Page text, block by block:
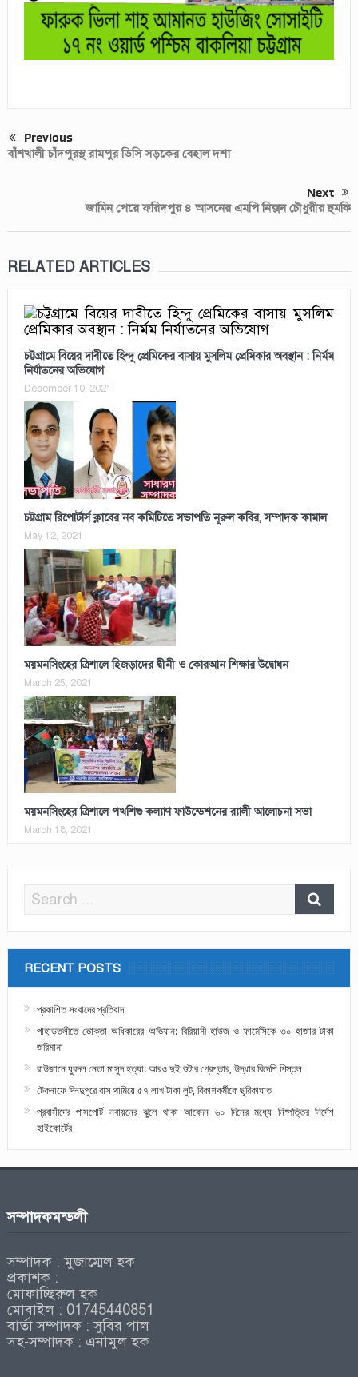
Previous
বাঁশখালী চাঁদপুরস্থ রামপুর ডিসি সড়কের বেহাল দশা
Next
জামিন পেয়ে ফরিদপুর ৪ আসনের এমপি নিক্সন চৌধুরীর হুমকি
RELATED ARTICLES
চট্টগ্রামে বিয়ের দাবীতে হিন্দু প্রেমিকের বাসায় মুসলিম প্রেমিকার অবস্থান : নির্মম
নির্যাতনের অভিযোগ
December 10, 2021
চট্টগ্রাম রিপোর্টার্স ক্লাবের নব কমিটিতে সভাপতি নূরুল কবির, সম্পাদক কামাল
May 12, 2021
ময়মনসিংহের ত্রিশালে হিজড়াদের দ্বীনী ও কোরআন শিক্ষার উদ্বোধন
March 25, 2021
ময়মনসিংহের ত্রিশালে পখশিশু কল্যাণ ফাউন্ডেশনের র‌্যালী আলোচনা সভা
March 18, 2021
RECENT POSTS
প্রকাশিত সংবাদের প্রতিবাদ
পাহাড়তলীতে ভোক্তা অধিকারের অভিযান: বিরিয়ানী হাউজ ও ফার্মেসিকে ৩০ হাজার টাকা
জরিমানা
রাউজানে যুবদল নেতা মাসুদ হত্যা: আরও দুই শুটার গ্রেপ্তার, উদ্ধার বিদেশি পিস্তল
টেকনাফে দিনদুপুরে বাস থামিয়ে ৫৭ লাখ টাকা লুট, বিকাশকর্মীকে ছুরিকাঘাত
প্রবাসীদের পাসপোর্ট নবায়নের ঝুলে থাকা আবেদন ৬০ দিনের মধ্যে নিষ্পত্তির নির্দেশ
হাইকোর্টের
সম্পাদকমন্ডলী
সম্পাদক : মুজাম্মেল হক
প্রকাশক :
মোফাচ্ছিরুল হক
মোবাইল : 01745440851
বার্তা সম্পাদক : সুবির পাল
সহ-সম্পাদক : এনামুল হক